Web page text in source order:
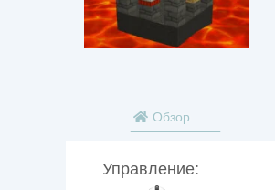
Обзор
Управление: